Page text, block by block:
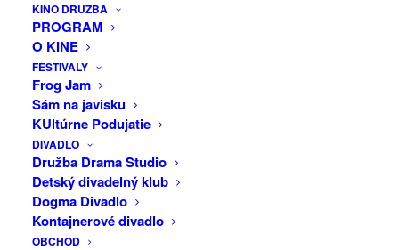
KINO DRUŽBA
PROGRAM
O KINE
FESTIVALY
Frog Jam
Sám na javisku
KUltúrne Podujatie
DIVADLO
Družba Drama Studio
Detský divadelný klub
Dogma Divadlo
Kontajnerové divadlo
OBCHOD
INFO
F
C